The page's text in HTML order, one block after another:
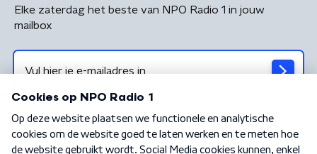
Elke zaterdag het beste van NPO Radio 1 in jouw
mailbox